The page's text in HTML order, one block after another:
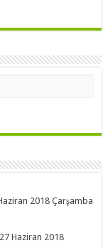
2018 Çarşamba
Haziran 2018